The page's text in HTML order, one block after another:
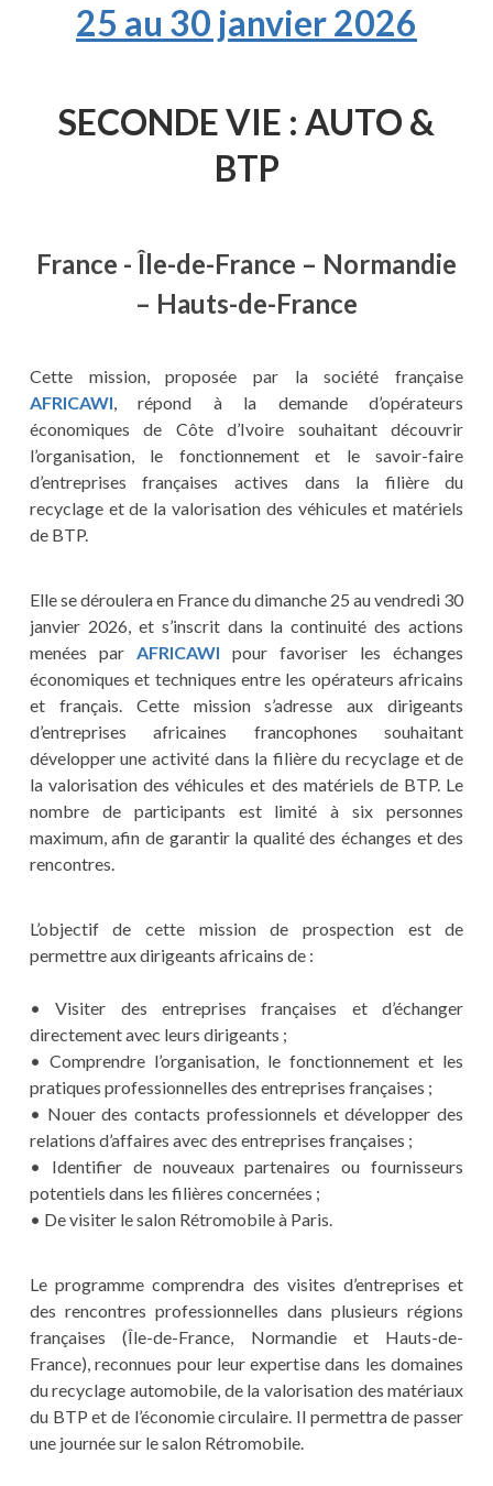
25 au 30 janvier 2026
SECONDE VIE : AUTO &
BTP
France - Île-de-France – Normandie
– Hauts-de-France
Cette mission, proposée par la société française
AFRICAWI, répond à la demande d’opérateurs
économiques de Côte d’Ivoire souhaitant découvrir
l’organisation, le fonctionnement et le savoir-faire
d’entreprises françaises actives dans la filière du
recyclage et de la valorisation des véhicules et matériels
de BTP.
Elle se déroulera en France du dimanche 25 au vendredi 30
janvier 2026, et s’inscrit dans la continuité des actions
menées par AFRICAWIpour favoriser les échanges
économiques et techniques entre les opérateurs africains
et français. Cette mission s’adresse aux dirigeants
d’entreprises africaines francophones souhaitant
développer une activité dans la filière du recyclage et de
la valorisation des véhicules et des matériels de BTP. Le
nombre de participants est limité à six personnes
maximum, afin de garantir la qualité des échanges et des
rencontres.
L’objectif de cette mission de prospection est de
permettre aux dirigeants africains de :
• Visiter des entreprises françaises et d’échanger
directement avec leurs dirigeants ;
• Comprendre l’organisation, le fonctionnement et les
pratiques professionnelles des entreprises françaises ;
• Nouer des contacts professionnels et développer des
relations d’affaires avec des entreprises françaises ;
• Identifier de nouveaux partenaires ou fournisseurs
potentiels dans les filières concernées ;
• De visiter le salon Rétromobile à Paris.
Le programme comprendra des visites d’entreprises et
des rencontres professionnelles dans plusieurs régions
françaises (Île-de-France, Normandie et Hauts-de-
France), reconnues pour leur expertise dans les domaines
du recyclage automobile, de la valorisation des matériaux
du BTP et de l’économie circulaire. Il permettra de passer
une journée sur le salon Rétromobile.